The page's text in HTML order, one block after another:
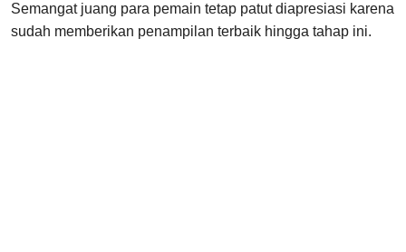
Semangat juang para pemain tetap patut diapresiasi karena
sudah memberikan penampilan terbaik hingga tahap ini.